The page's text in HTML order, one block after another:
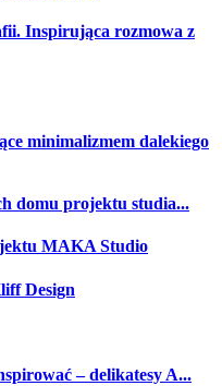
Inspirująca rozmowa z
minimalizmem dalekiego
domu projektu studia...
MAKA Studio
Design
– delikatesy A...